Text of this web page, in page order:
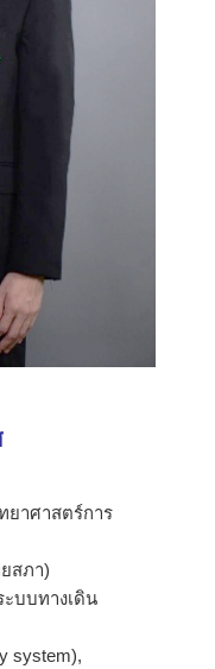
าศาสตร์การ
สภา)
ะบบทางเดิน
system),